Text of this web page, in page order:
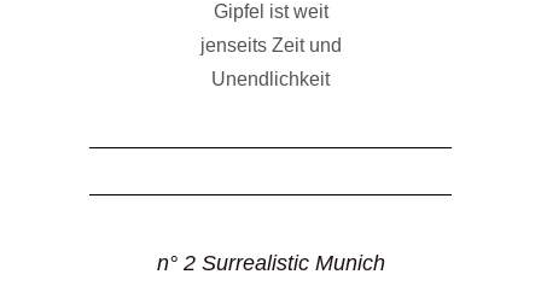
Gipfel ist weit
jenseits Zeit und
Unendlichkeit
n° 2 Surrealistic Munich